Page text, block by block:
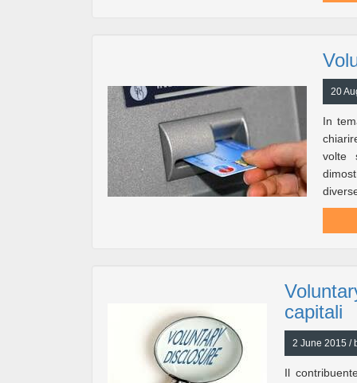
20
In
volte
capitali
2 June 2015 /
Il